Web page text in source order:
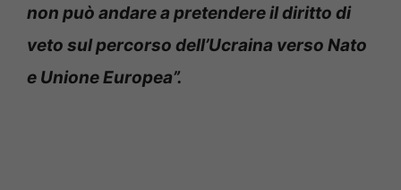
non può andare a pretendere il diritto di
veto sul percorso dell’Ucraina verso Nato
e Unione Europea”.